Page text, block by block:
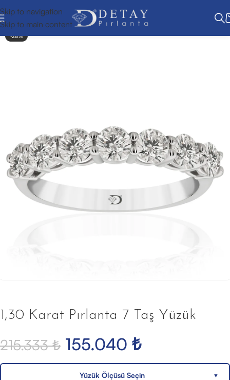
Skip to navigation
Skip to main content
-28%
1,30 Karat Pırlanta 7 Taş Yüzük
215.333₺ 155.040 ₺
Yüzük Ölçüsü Seçin ▼